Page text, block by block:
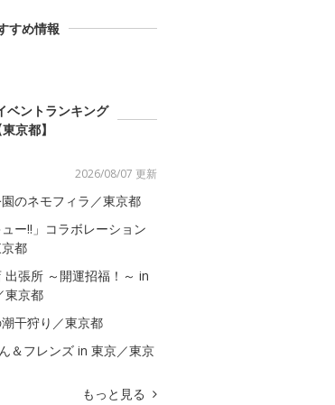
すめ情報
ベントランキング
東京都】
2026/08/07 更新
のネモフィラ／東京都
ー!!」コラボレーション
都
出張所 ～開運招福！～ in
東京都
干狩り／東京都
＆フレンズ in 東京／東京
もっと見る